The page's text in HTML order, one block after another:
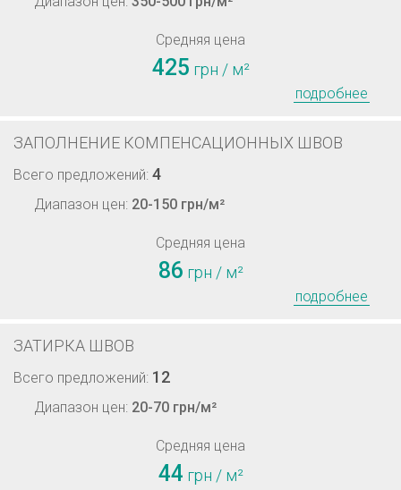
Средняя цена
425 грн / м²
подробнее
ЗАПОЛНЕНИЕ КОМПЕНСАЦИОННЫХ ШВОВ
Всего предложений: 4
Диапазон цен: 20-150 грн/м²
Средняя цена
86 грн / м²
подробнее
ЗАТИРКА ШВОВ
Всего предложений: 12
Диапазон цен: 20-70 грн/м²
Средняя цена
44 грн / м²